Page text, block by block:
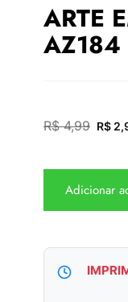
ARTE
R$4,99 R$
Adicionar